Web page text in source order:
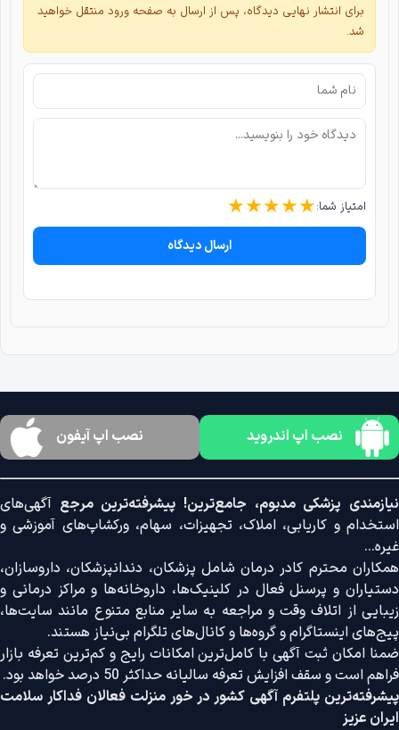
برای انتشار نهایی دیدگاه، پس از ارسال به صفحه ورود منتقل خواهید
شد.
امتیاز شما: ★★★★★
ارسال دیدگاه
نصب اپ اندروید نصب اپ آیفون
نیازمندی پزشکی مدبوم، جامع‌ترین! پیشرفته‌ترین مرجع آگهی‌های
استخدام و کاریابی، املاک، تجهیزات، سهام، ورکشاپ‌های آموزشی و
غیره...
همکاران محترم کادر درمان شامل پزشکان، دندانپزشکان، داروسازان،
دستیاران و پرسنل فعال در کلینیک‌ها، داروخانه‌ها و مراکز درمانی و
زیبایی از اتلاف وقت و مراجعه به سایر منابع متنوع مانند سایت‌ها،
پیج‌های اینستاگرام و گروه‌ها و کانال‌های تلگرام بی‌نیاز هستند.
ضمنا امکان ثبت آگهی با کامل‌ترین امکانات رایج و کم‌ترین تعرفه بازار
فراهم است و سقف افزایش تعرفه سالیانه حداکثر 50 درصد خواهد بود.
پیشرفته‌ترین پلتفرم آگهی کشور در خور منزلت فعالان فداکار سلامت
ایران عزیز